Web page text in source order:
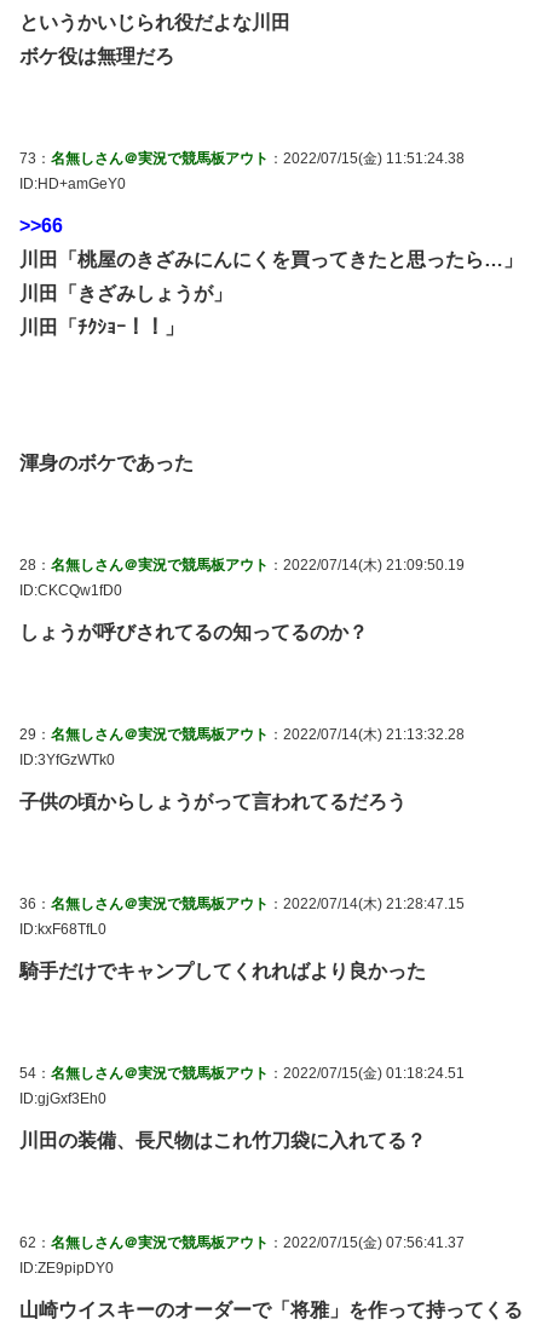
というかいじられ役だよな川田
ボケ役は無理だろ
73： 名無しさん＠実況で競馬板アウト ：2022/07/15(金) 11:51:24.38
ID:HD+amGeY0
>>66
川田「桃屋のきざみにんにくを買ってきたと思ったら…」
川田「きざみしょうが」
川田「ﾁｸｼｮｰ！！」
渾身のボケであった
28： 名無しさん＠実況で競馬板アウト ：2022/07/14(木) 21:09:50.19
ID:CKCQw1fD0
しょうが呼びされてるの知ってるのか？
29： 名無しさん＠実況で競馬板アウト ：2022/07/14(木) 21:13:32.28
ID:3YfGzWTk0
子供の頃からしょうがって言われてるだろう
36： 名無しさん＠実況で競馬板アウト ：2022/07/14(木) 21:28:47.15
ID:kxF68TfL0
騎手だけでキャンプしてくれればより良かった
54： 名無しさん＠実況で競馬板アウト ：2022/07/15(金) 01:18:24.51
ID:gjGxf3Eh0
川田の装備、長尺物はこれ竹刀袋に入れてる？
62： 名無しさん＠実況で競馬板アウト ：2022/07/15(金) 07:56:41.37
ID:ZE9pipDY0
山崎ウイスキーのオーダーで「将雅」を作って持ってくる